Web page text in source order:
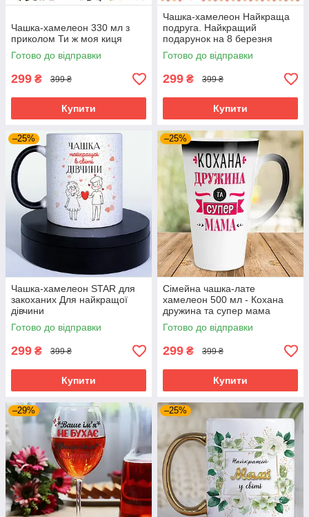
Чашка-хамелеон 330 мл з
приколом Ти ж моя киця
Готово до відправки
299 ₴ 399 ₴
Купити
Чашка-хамелеон Найкраща
подруга. Найкращий
подарунок на 8 березня
Готово до відправки
299 ₴ 399 ₴
Купити
–25%
Чашка-хамелеон STAR для
закоханих Для найкращої
дівчини
Готово до відправки
299 ₴ 399 ₴
Купити
–25%
Сімейна чашка-лате
хамелеон 500 мл - Кохана
дружина та супер мама
Готово до відправки
299 ₴ 399 ₴
Купити
–29% –25%